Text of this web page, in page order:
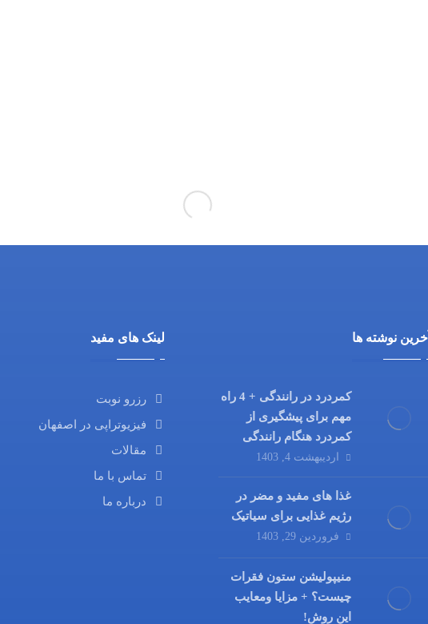
آخرین نوشته ها
کمردرد در رانندگی + 4 راه
مهم برای پیشگیری از
کمردرد هنگام رانندگی
اردیبهشت 4, 1403
غذا های مفید و مضر در
رژیم غذایی برای سیاتیک
فروردین 29, 1403
منیپولیشن ستون فقرات
چیست؟ + مزایا ومعایب
این روش!
لینک های مفید
رزرو نوبت
فیزیوتراپی در اصفهان
مقالات
تماس با ما
درباره ما